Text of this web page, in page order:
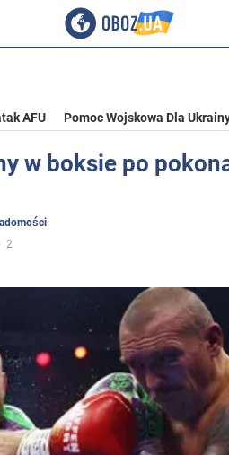
AFU Pomoc Wojskowa Dla
w boksie po
2